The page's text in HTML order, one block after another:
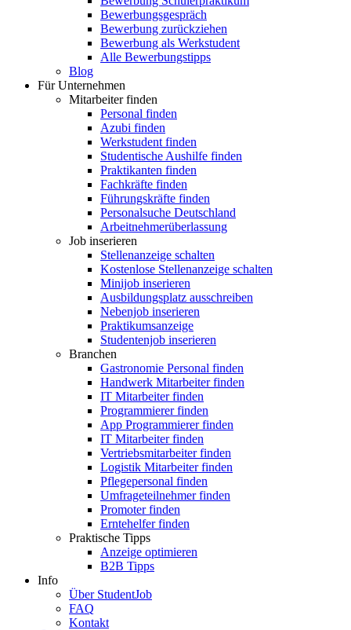
Bewerbungsgespräch
Bewerbung zurückziehen
Bewerbung als Werkstudent
Alle Bewerbungstipps
Blog
Für Unternehmen
Mitarbeiter finden
Personal finden
Azubi finden
Werkstudent finden
Studentische Aushilfe finden
Praktikanten finden
Fachkräfte finden
Führungskräfte finden
Personalsuche Deutschland
Arbeitnehmerüberlassung
Job inserieren
Stellenanzeige schalten
Kostenlose Stellenanzeige schalten
Minijob inserieren
Ausbildungsplatz ausschreiben
Nebenjob inserieren
Praktikumsanzeige
Studentenjob inserieren
Branchen
Gastronomie Personal finden
Handwerk Mitarbeiter finden
IT Mitarbeiter finden
Programmierer finden
App Programmierer finden
IT Mitarbeiter finden
Vertriebsmitarbeiter finden
Logistik Mitarbeiter finden
Pflegepersonal finden
Umfrageteilnehmer finden
Promoter finden
Erntehelfer finden
Praktische Tipps
Anzeige optimieren
B2B Tipps
Info
Über StudentJob
FAQ
Kontakt